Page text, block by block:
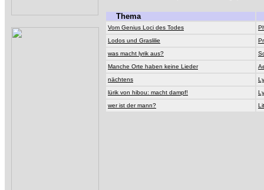
Thema
Vom Genius Loci des Todes
Lodos und Graslilie
was macht lyrik aus?
Manche Orte haben keine Lieder
nächtens
lürik von hibou: macht dampf!
wer ist der mann?